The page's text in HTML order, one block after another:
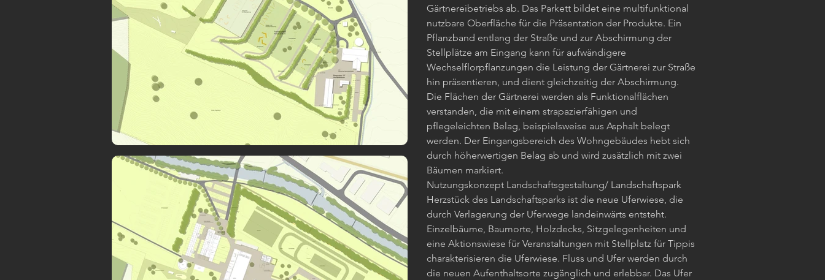
Gärtnereibetriebs ab. Das Parkett bildet eine multifunktional
nutzbare Oberfläche für die Präsentation der Produkte. Ein
Pflanzband entlang der Straße und zur Abschirmung der
Stellplätze am Eingang kann für aufwändigere
Wechselflorpflanzungen die Leistung der Gärtnerei zur Straße
hin präsentieren, und dient gleichzeitig der Abschirmung.
Die Flächen der Gärtnerei werden als Funktionalflächen
verstanden, die mit einem strapazierfähigen und
pflegeleichten Belag, beispielsweise aus Asphalt belegt
werden. Der Eingangsbereich des Wohngebäudes hebt sich
durch höherwertigen Belag ab und wird zusätzlich mit zwei
Bäumen markiert.
Nutzungskonzept Landschaftsgestaltung/ Landschaftspark
Herzstück des Landschaftsparks ist die neue Uferwiese, die
durch Verlagerung der Uferwege landeinwärts entsteht.
Einzelbäume, Baumorte, Holzdecks, Sitzgelegenheiten und
eine Aktionswiese für Veranstaltungen mit Stellplatz für Tippis
charakterisieren die Uferwiese. Fluss und Ufer werden durch
die neuen Aufenthaltsorte zugänglich und erlebbar. Das Ufer